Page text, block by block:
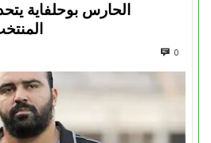
الحارس بوحلفاية
0